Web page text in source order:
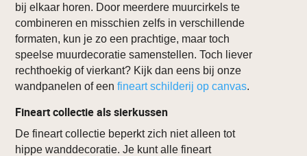
bij elkaar horen. Door meerdere muurcirkels te
combineren en misschien zelfs in verschillende
formaten, kun je zo een prachtige, maar toch
speelse muurdecoratie samenstellen. Toch liever
rechthoekig of vierkant? Kijk dan eens bij onze
wandpanelen of eenfineart schilderij op canvas.
Fineart collectie als sierkussen
De fineart collectie beperkt zich niet alleen tot
hippe wanddecoratie. Je kunt alle fineart